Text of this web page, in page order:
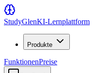
StudyGlenKI-Lernplattform
Produkte
FunktionenPreise